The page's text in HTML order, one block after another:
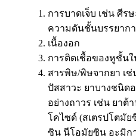
การบาดเจ็บ เช่น ศีร
ความดันชั้นบรรยาก
เนื้องอก
การติดเชื้อของหูชั้นใ
สารพิษ/พิษจากยา เ
ปัสสาวะ ยาบางชนิด
อย่างถาวร เช่น ยา
โคไซด์ (สเตรปโตมั
ซิน นีโอมัยซิน อะมิก